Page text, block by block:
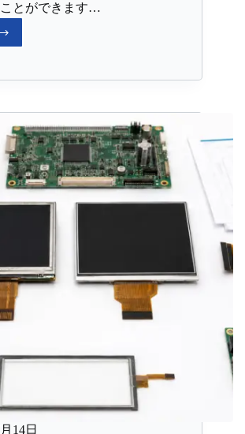
とができます…
14日